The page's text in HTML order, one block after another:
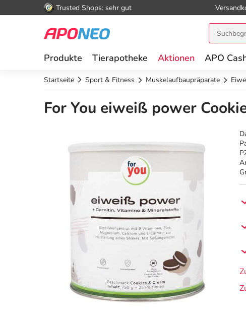
Trusted Shops: sehr gut
Produkte Tierapotheke Aktionen APO
Startseite Sport & Fitness Muskelaufbaupräparate
For You eiweiß power